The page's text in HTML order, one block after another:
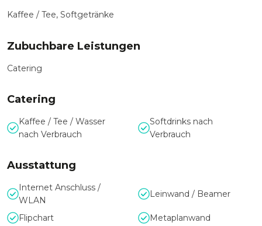
Kaffee / Tee, Softgetränke
Zubuchbare Leistungen
Catering
Catering
Kaffee / Tee / Wasser
nach Verbrauch
Softdrinks nach
Verbrauch
Ausstattung
Internet Anschluss /
WLAN
Leinwand / Beamer
Flipchart
Metaplanwand